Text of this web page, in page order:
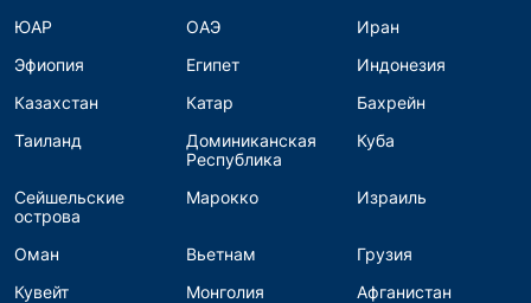
ЮАР
ОАЭ
Иран
Эфиопия
Египет
Индонезия
Казахстан
Катар
Бахрейн
Таиланд
Доминиканская
Республика
Куба
Сейшельские
острова
Марокко Израиль
Оман Вьетнам
Грузия
Кувейт
Монголия
Афганистан